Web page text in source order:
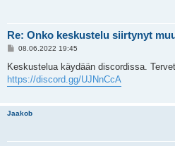
Re: Onko keskustelu siirtynyt
V
e
t
08.06.2022 19:45
Keskustelua käydään discordissa.
https://discord.gg/UJNnCcA
Jaakob